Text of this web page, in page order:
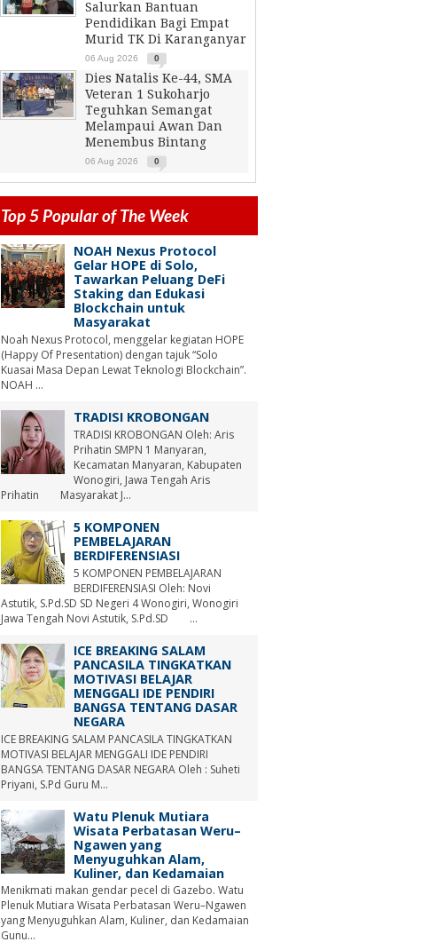
Salurkan Bantuan
Pendidikan Bagi Empat
Murid TK Di Karanganyar
06 Aug 2026 0
Dies Natalis Ke-44, SMA
Veteran 1 Sukoharjo
Teguhkan Semangat
Melampaui Awan Dan
Menembus Bintang
06 Aug 2026 0
Top 5 Popular of The Week
NOAH Nexus Protocol
Gelar HOPE di Solo,
Tawarkan Peluang DeFi
Staking dan Edukasi
Blockchain untuk
Masyarakat
Noah Nexus Protocol, menggelar kegiatan HOPE
(Happy Of Presentation) dengan tajuk “Solo
Kuasai Masa Depan Lewat Teknologi Blockchain”.
NOAH ...
TRADISI KROBONGAN
TRADISI KROBONGAN Oleh: Aris
Prihatin SMPN 1 Manyaran,
Kecamatan Manyaran, Kabupaten
Wonogiri, Jawa Tengah Aris
Prihatin Masyarakat J...
5 KOMPONEN
PEMBELAJARAN
BERDIFERENSIASI
5 KOMPONEN PEMBELAJARAN
BERDIFERENSIASI Oleh: Novi
Astutik, S.Pd.SD SD Negeri 4 Wonogiri, Wonogiri
Jawa Tengah Novi Astutik, S.Pd.SD ...
ICE BREAKING SALAM
PANCASILA TINGKATKAN
MOTIVASI BELAJAR
MENGGALI IDE PENDIRI
BANGSA TENTANG DASAR
NEGARA
ICE BREAKING SALAM PANCASILA TINGKATKAN
MOTIVASI BELAJAR MENGGALI IDE PENDIRI
BANGSA TENTANG DASAR NEGARA Oleh : Suheti
Priyani, S.Pd Guru M...
Watu Plenuk Mutiara
Wisata Perbatasan Weru–
Ngawen yang
Menyuguhkan Alam,
Kuliner, dan Kedamaian
Menikmati makan gendar pecel di Gazebo. Watu
Plenuk Mutiara Wisata Perbatasan Weru–Ngawen
yang Menyuguhkan Alam, Kuliner, dan Kedamaian
Gunu...